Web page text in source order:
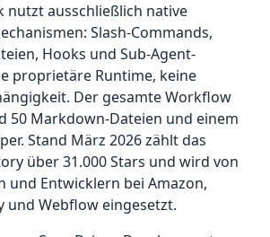
nutzt ausschließlich native
Slash-Commands,
Hooks und Sub-Agent-
proprietäre Runtime, keine
Der gesamte Workflow
50 Markdown-Dateien und einem
Stand März 2026 zählt das
über 31.000 Stars und wird von
und Entwicklern bei Amazon,
und Webflow eingesetzt.